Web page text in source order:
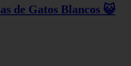
de Gatos Blancos 😺